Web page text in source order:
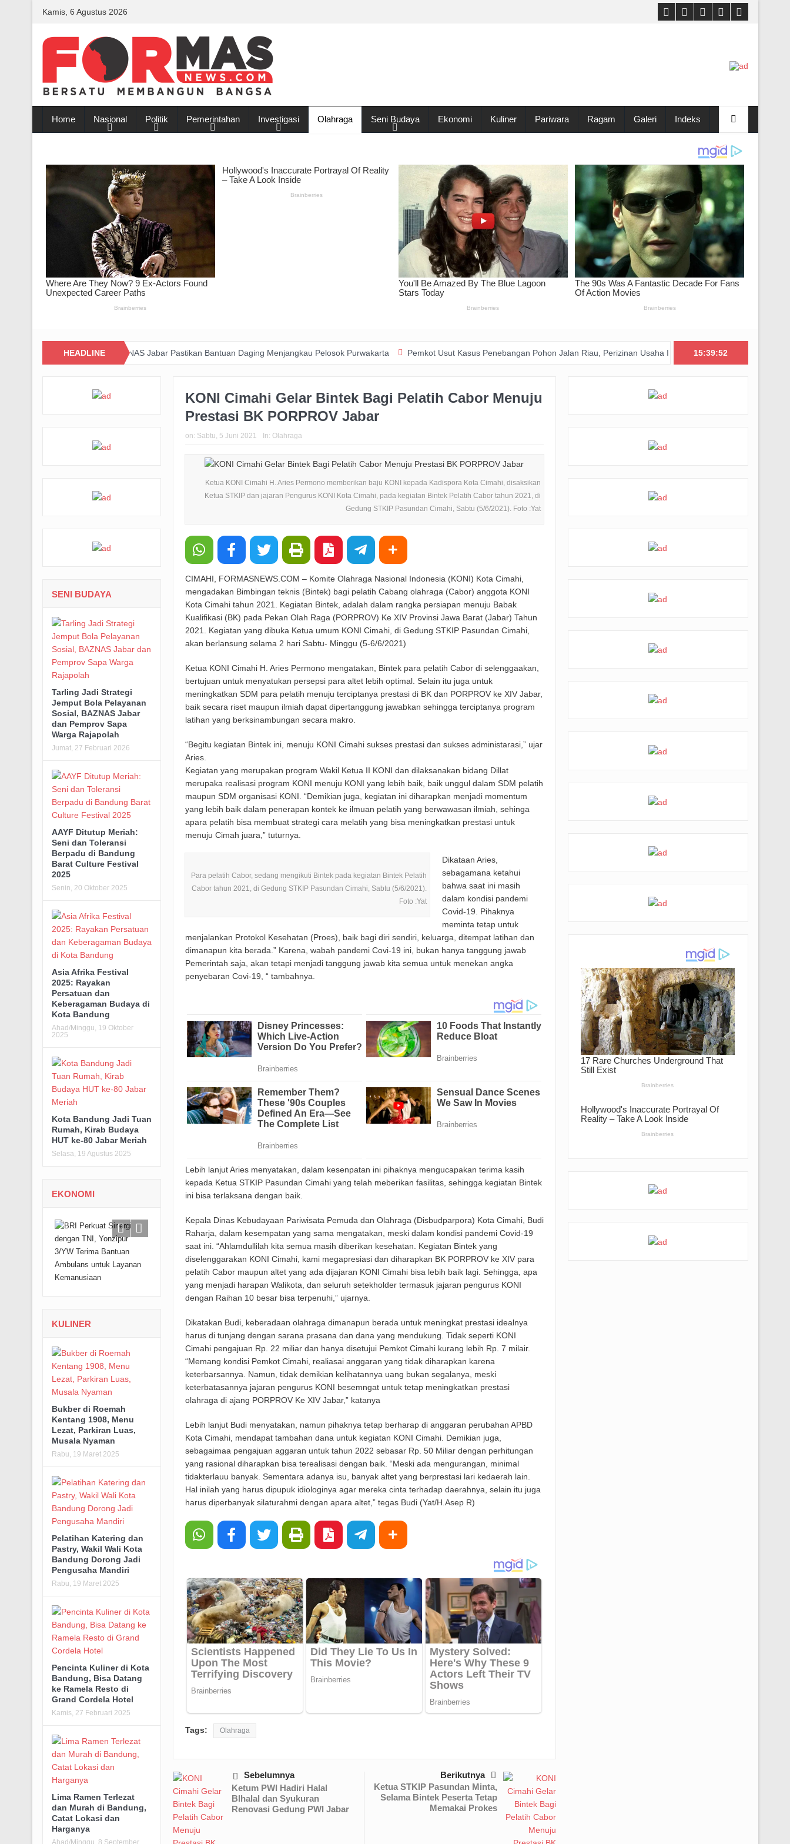
Kamis, 6 Agustus 2026
Home Nasional Politik Pemerintahan Investigasi Olahraga Seni Budaya Ekonomi Kuliner Pariwara Ragam Galeri Indeks
HEADLINE
Kepedulian, BAZNAS Jabar Pastikan Bantuan Daging Menjangkau Pelosok Purwakarta Pemkot Usut Kasus Penebangan Pohon Jalan Riau, Perizinan Usaha Ikut Diperiksa Big Bad Wolf Hadirkan
15:39:54
KONI Cimahi Gelar Bintek Bagi Pelatih Cabor Menuju
Prestasi BK PORPROV Jabar
on: Sabtu, 5 Juni 2021 In: Olahraga
Ketua KONI Cimahi H. Aries Permono memberikan baju KONI kepada Kadispora Kota Cimahi, disaksikan
Ketua STKIP dan jajaran Pengurus KONI Kota Cimahi, pada kegiatan Bintek Pelatih Cabor tahun 2021, di
Gedung STKIP Pasundan Cimahi, Sabtu (5/6/2021). Foto :Yat
CIMAHI, FORMASNEWS.COM – Komite Olahraga Nasional Indonesia (KONI) Kota Cimahi,
mengadakan Bimbingan teknis (Bintek) bagi pelatih Cabang olahraga (Cabor) anggota KONI
Kota Cimahi tahun 2021. Kegiatan Bintek, adalah dalam rangka persiapan menuju Babak
Kualifikasi (BK) pada Pekan Olah Raga (PORPROV) Ke XIV Provinsi Jawa Barat (Jabar) Tahun
2021. Kegiatan yang dibuka Ketua umum KONI Cimahi, di Gedung STKIP Pasundan Cimahi,
akan berlansung selama 2 hari Sabtu- Minggu (5-6/6/2021)
Ketua KONI Cimahi H. Aries Permono mengatakan, Bintek para pelatih Cabor di selenggaakan,
bertujuan untuk menyatukan persepsi para altet lebih optimal. Selain itu juga untuk
meningkatkan SDM para pelatih menuju terciptanya prestasi di BK dan PORPROV ke XIV Jabar,
baik secara riset maupun ilmiah dapat dipertanggung jawabkan sehingga terciptanya program
latihan yang berksinambungan secara makro.
“Begitu kegiatan Bintek ini, menuju KONI Cimahi sukses prestasi dan sukses administarasi,” ujar
Aries.
Kegiatan yang merupakan program Wakil Ketua II KONI dan dilaksanakan bidang Dillat
merupaka realisasi program KONI menuju KONI yang lebih baik, baik unggul dalam SDM pelatih
maupun SDM organisasi KONI. “Demikian juga, kegiatan ini diharapkan menjadi momentum
yang lebih baik dalam penerapan kontek ke ilmuan pelatih yang berwawasan ilmiah, sehinga
apara pelatih bisa membuat strategi cara melatih yang bisa meningkatkan prestasi untuk
menuju Cimah juara,” tuturnya.
Para pelatih Cabor, sedang mengikuti Bintek pada kegiatan Bintek Pelatih
Cabor tahun 2021, di Gedung STKIP Pasundan Cimahi, Sabtu (5/6/2021).
Foto :Yat
Dikataan Aries,
sebagamana ketahui
bahwa saat ini masih
dalam kondisi pandemi
Covid-19. Pihaknya
meminta tetap untuk
menjalankan Protokol Kesehatan (Proes), baik bagi diri sendiri, keluarga, ditempat latihan dan
dimanapun kita berada.” Karena, wabah pandemi Covi-19 ini, bukan hanya tanggung jawab
Pemerintah saja, akan tetapi menjadi tanggung jawab kita semua untuk menekan angka
penyebaran Covi-19, “ tambahnya.
Lebih lanjut Aries menyatakan, dalam kesenpatan ini pihaknya mengucapakan terima kasih
kepada Ketua STKIP Pasundan Cimahi yang telah meberikan fasilitas, sehingga kegiatan Bintek
ini bisa terlaksana dengan baik.
Kepala Dinas Kebudayaan Pariwisata Pemuda dan Olahraga (Disbudparpora) Kota Cimahi, Budi
Raharja, dalam kesempatan yang sama mengatakan, meski dalam kondisi pandemi Covid-19
saat ini. “Ahlamdullilah kita semua masih diberikan kesehatan. Kegiatan Bintek yang
diselenggarakan KONI Cimahi, kami megapresiasi dan diharapkan BK PORPROV ke XIV para
pelatih Cabor maupun altet yang ada dijajaran KONI Cimahi bisa lebih baik lagi. Sehingga, apa
yang menjadi harapan Walikota, dan seluruh setekholder termasuk jajaran pengurus KONI
dengan Raihan 10 besar bisa terpenuhi,” ujarnya.
Dikatakan Budi, keberadaan olahraga dimanapun berada untuk meningkat prestasi idealnya
harus di tunjang dengan sarana prasana dan dana yang mendukung. Tidak seperti KONI
Cimahi pengajuan Rp. 22 miliar dan hanya disetujui Pemkot Cimahi kurang lebih Rp. 7 milair.
“Memang kondisi Pemkot Cimahi, realiasai anggaran yang tidak diharapkan karena
keterbarsannya. Namun, tidak demikian kelihatannya uang bukan segalanya, meski
keterbatasannya jajaran pengurus KONI besemngat untuk tetap meningkatkan prestasi
olahraga di ajang PORPROV Ke XIV Jabar,” katanya
Lebih lanjut Budi menyatakan, namun pihaknya tetap berharap di anggaran perubahan APBD
Kota Cimahi, mendapat tambahan dana untuk kegiatan KONI Cimahi. Demikian juga,
sebagaimaa pengajuan aggaran untuk tahun 2022 sebasar Rp. 50 Miliar dengan perhitungan
yang rasional diharapkan bisa terealisasi dengan baik. “Meski ada mengurangan, minimal
tidakterlauu banyak. Sementara adanya isu, banyak altet yang berprestasi lari kedaerah lain.
Hal inilah yang harus dipupuk idiologinya agar mereka cinta terhadap daerahnya, selain itu juga
harus diperbanyak silaturahmi dengan apara altet,” tegas Budi (Yat/H.Asep R)
Tags: Olahraga
Sebelumnya
Ketum PWI Hadiri Halal
BIhalal dan Syukuran
Renovasi Gedung PWI Jabar
Berikutnya
Ketua STKIP Pasundan Minta,
Selama Bintek Peserta Tetap
Memakai Prokes
SENI BUDAYA
Tarling Jadi Strategi
Jemput Bola Pelayanan
Sosial, BAZNAS Jabar
dan Pemprov Sapa
Warga Rajapolah
Jumat, 27 Februari 2026
AAYF Ditutup Meriah:
Seni dan Toleransi
Berpadu di Bandung
Barat Culture Festival
2025
Senin, 20 Oktober 2025
Asia Afrika Festival
2025: Rayakan
Persatuan dan
Keberagaman Budaya di
Kota Bandung
Ahad/Minggu, 19 Oktober
2025
Kota Bandung Jadi Tuan
Rumah, Kirab Budaya
HUT ke-80 Jabar Meriah
Selasa, 19 Agustus 2025
EKONOMI
KULINER
Bukber di Roemah
Kentang 1908, Menu
Lezat, Parkiran Luas,
Musala Nyaman
Rabu, 19 Maret 2025
Pelatihan Katering dan
Pastry, Wakil Wali Kota
Bandung Dorong Jadi
Pengusaha Mandiri
Rabu, 19 Maret 2025
Pencinta Kuliner di Kota
Bandung, Bisa Datang
ke Ramela Resto di
Grand Cordela Hotel
Kamis, 27 Februari 2025
Lima Ramen Terlezat
dan Murah di Bandung,
Catat Lokasi dan
Harganya